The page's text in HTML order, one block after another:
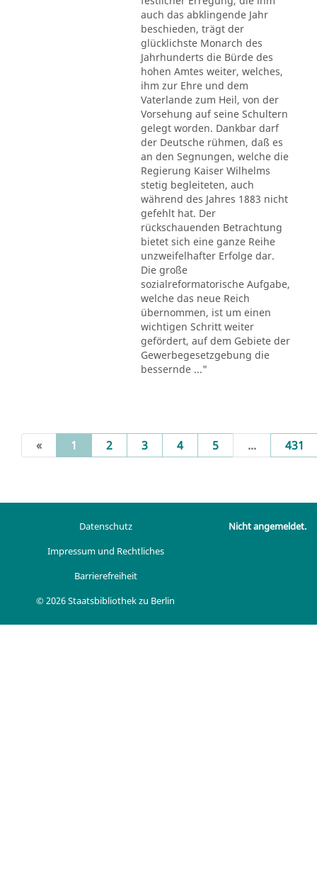
auch das abklingende Jahr
beschieden, trägt der
glücklichste Monarch des
Jahrhunderts die Bürde des
hohen Amtes weiter, welches,
ihm zur Ehre und dem
Vaterlande zum Heil, von der
Vorsehung auf seine Schultern
gelegt worden. Dankbar darf
der Deutsche rühmen, daß es
an den Segnungen, welche die
Regierung Kaiser Wilhelms
stetig begleiteten, auch
während des Jahres 1883 nicht
gefehlt hat. Der
rückschauenden Betrachtung
bietet sich eine ganze Reihe
unzweifelhafter Erfolge dar.
Die große
sozialreformatorische Aufgabe,
welche das neue Reich
übernommen, ist um einen
wichtigen Schritt weiter
gefördert, auf dem Gebiete der
Gewerbegesetzgebung die
bessernde ..."
« 1 (current)
2 3 4 5 ... 431
Datenschutz
Impressum und Rechtliches
Barrierefreiheit
© 2026 Staatsbibliothek zu Berlin
Nicht angemeldet.